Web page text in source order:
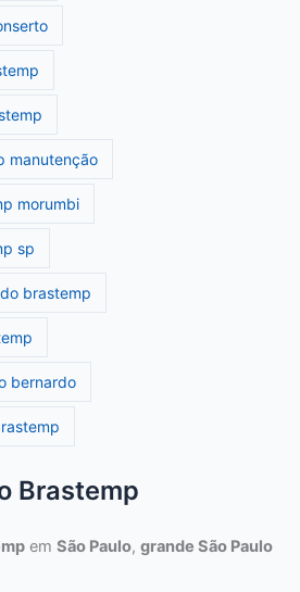
manutenção
morumbi
sp
brastemp
bernardo
Brastemp
emSão Paulo,grande São Paulo